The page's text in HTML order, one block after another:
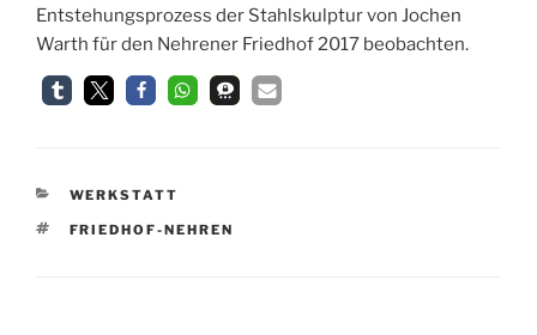
Entstehungsprozess der Stahlskulptur von Jochen
Warth für den Nehrener Friedhof 2017 beobachten.
KATEGORIEN
WERKSTATT
SCHLAGWÖRTER
FRIEDHOF-NEHREN